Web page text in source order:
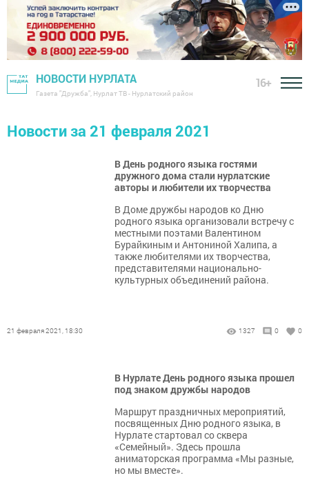
НОВОСТИ НУРЛАТА
Газета "Дружба", Нурлат ТВ - Нурлатский район
16+
Новости за 21 февраля 2021
В День родного языка гостями
дружного дома стали нурлатские
авторы и любители их творчества
​​​​​​​В Доме дружбы народов ко Дню
родного языка организовали встречу с
местными поэтами Валентином
Бурайкиным и Антониной Халипа, а
также любителями их творчества,
представителями национально-
культурных объединений района.
21 февраля 2021, 18:30 1327 0 0
В Нурлате День родного языка прошел
под знаком дружбы народов
​​​​​​​Маршрут праздничных мероприятий,
посвященных Дню родного языка, в
Нурлате стартовал со сквера
«Семейный». Здесь прошла
аниматорская программа «Мы разные,
но мы вместе».